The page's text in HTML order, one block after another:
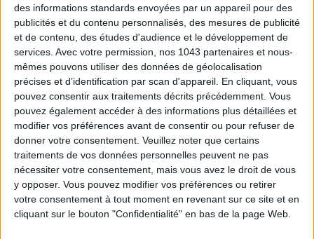
des informations standards envoyées par un appareil pour des
publicités et du contenu personnalisés, des mesures de publicité
et de contenu, des études d'audience et le développement de
services. Avec votre permission, nos 1043 partenaires et nous-
mêmes pouvons utiliser des données de géolocalisation
précises et d’identification par scan d'appareil. En cliquant, vous
pouvez consentir aux traitements décrits précédemment. Vous
pouvez également accéder à des informations plus détaillées et
modifier vos préférences avant de consentir ou pour refuser de
donner votre consentement. Veuillez noter que certains
traitements de vos données personnelles peuvent ne pas
nécessiter votre consentement, mais vous avez le droit de vous
y opposer. Vous pouvez modifier vos préférences ou retirer
votre consentement à tout moment en revenant sur ce site et en
cliquant sur le bouton "Confidentialité" en bas de la page Web.
LES MEILLEURS HÔTELS POUR UN WEEK-END SPA ET GASTRONOMIE